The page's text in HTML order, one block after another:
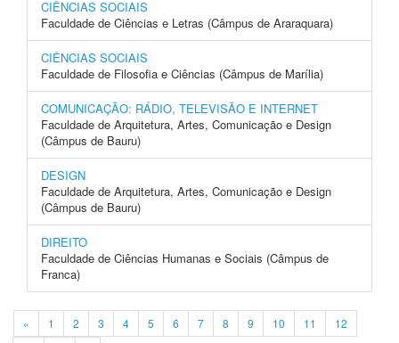
CIÊNCIAS SOCIAIS
Faculdade de Ciências e Letras (Câmpus de Araraquara)
CIÊNCIAS SOCIAIS
Faculdade de Filosofia e Ciências (Câmpus de Marília)
COMUNICAÇÃO: RÁDIO, TELEVISÃO E INTERNET
Faculdade de Arquitetura, Artes, Comunicação e Design
(Câmpus de Bauru)
DESIGN
Faculdade de Arquitetura, Artes, Comunicação e Design
(Câmpus de Bauru)
DIREITO
Faculdade de Ciências Humanas e Sociais (Câmpus de
Franca)
« 1 2 3 4 5 6 7 8 9 10 11
12